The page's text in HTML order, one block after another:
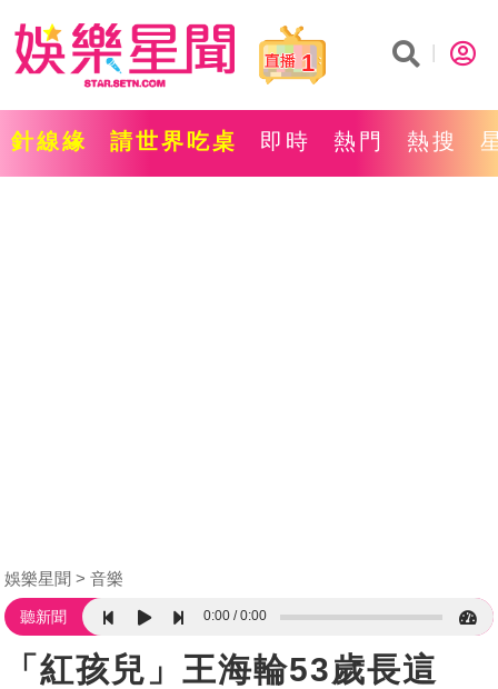
1
針線緣 請世界吃桌 即時 熱門 熱搜
娛樂星聞 音樂
聽新聞 0:00 0:00
「紅孩兒」王海輪53歲長這